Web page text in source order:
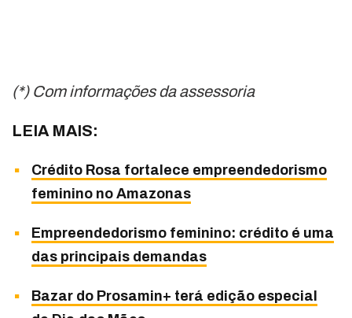
(*) Com informações da assessoria
LEIA MAIS:
Crédito Rosa fortalece empreendedorismo
feminino no Amazonas
Empreendedorismo feminino: crédito é uma
das principais demandas
Bazar do Prosamin+ terá edição especial